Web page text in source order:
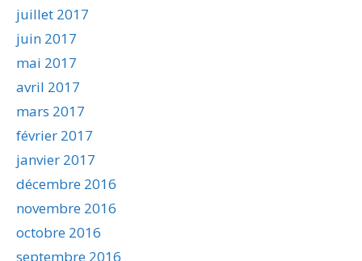
juillet 2017
juin 2017
mai 2017
avril 2017
mars 2017
février 2017
janvier 2017
décembre 2016
novembre 2016
octobre 2016
septembre 2016